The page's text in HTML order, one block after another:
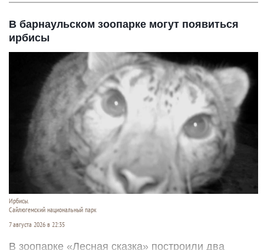
В барнаульском зоопарке могут появиться
ирбисы
Ирбисы.
Сайлюгемский национальный парк
7 августа 2026 в 22:35
В зоопарке «Лесная сказка» построили два